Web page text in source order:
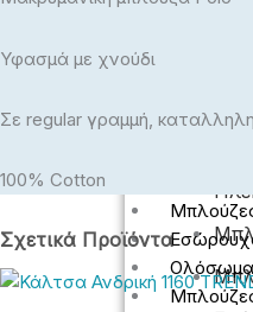
Πλεκτά
Υφασμά με χνούδι
Σε regular γραμμή,
100% Cotton
Σχετικά Προϊόντα